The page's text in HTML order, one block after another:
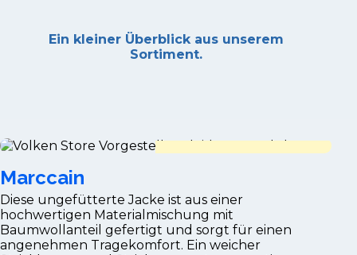
Ein kleiner Überblick aus unserem
Sortiment.
Marccain
Diese ungefütterte Jacke ist aus einer
hochwertigen Materialmischung mit
Baumwollanteil gefertigt und sorgt für einen
angenehmen Tragekomfort. Ein weicher